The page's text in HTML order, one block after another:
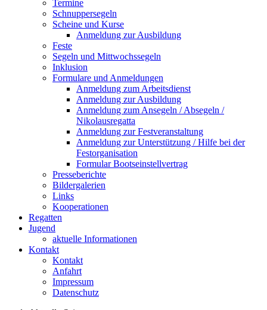
Termine
Schnuppersegeln
Scheine und Kurse
Anmeldung zur Ausbildung
Feste
Segeln und Mittwochssegeln
Inklusion
Formulare und Anmeldungen
Anmeldung zum Arbeitsdienst
Anmeldung zur Ausbildung
Anmeldung zum Ansegeln / Absegeln /
Nikolausregatta
Anmeldung zur Festveranstaltung
Anmeldung zur Unterstützung / Hilfe bei der
Festorganisation
Formular Bootseinstellvertrag
Presseberichte
Bildergalerien
Links
Kooperationen
Regatten
Jugend
aktuelle Informationen
Kontakt
Kontakt
Anfahrt
Impressum
Datenschutz